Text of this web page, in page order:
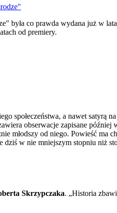
co prawda wydana już w
od premiery.
społeczeństwa, a nawet satyrą
obserwacje zapisane
młodszy od niego. Powieść ma
w nie mniejszym stopniu niż
Skrzypczaka. „Historia